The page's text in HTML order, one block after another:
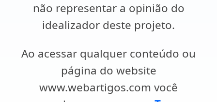
não representar a opinião do
idealizador deste projeto.
Ao acessar qualquer conteúdo ou
página do website
www.webartigos.com você